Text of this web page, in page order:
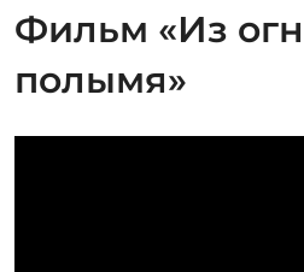
Фильм «Из
полымя»